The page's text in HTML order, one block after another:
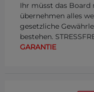
Ihr müsst das
übernehmen alles
gesetzliche
bestehen.
GARANTIE